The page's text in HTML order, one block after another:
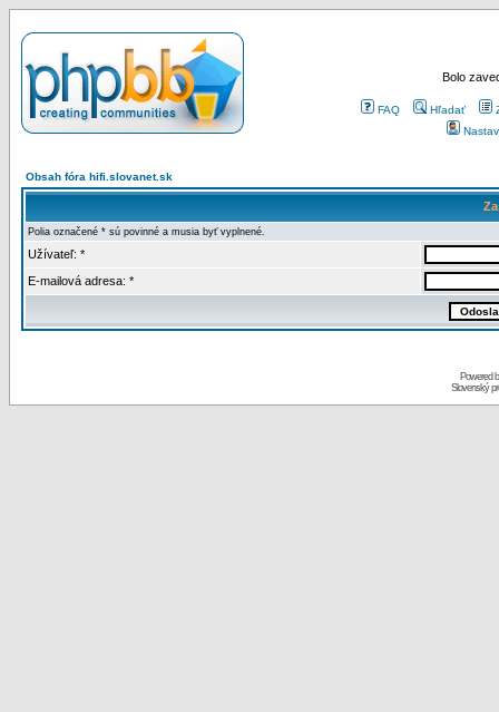
Bolo
FAQ Hľadať
Obsah fóra hifi.slovanet.sk
Polia označené * sú povinné a musia byť vyplnené.
Užívateľ: *
E-mailová adresa: *
Powered
Slovenský